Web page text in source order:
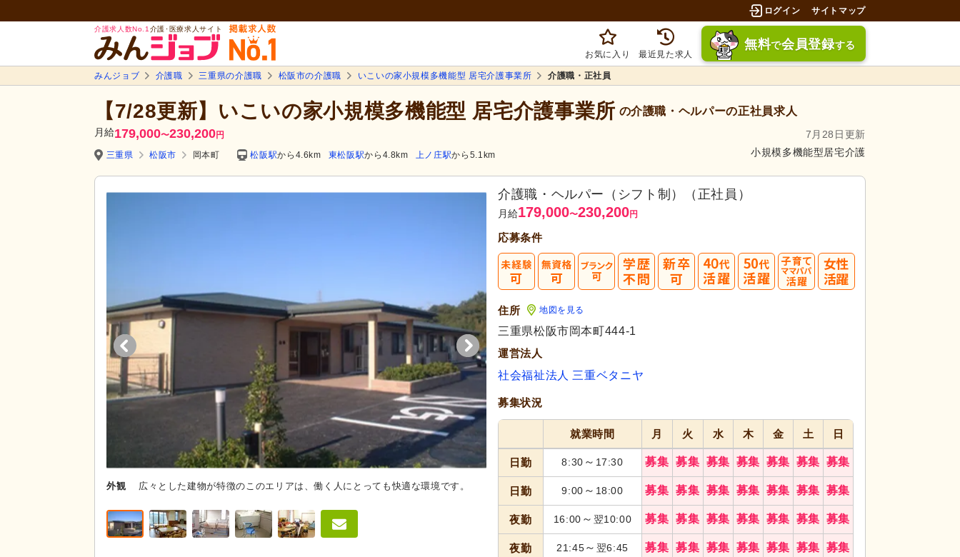
ログイン サイトマップ
介護求人数No.1 介護･医療求人サイト
お気に入り 最近見た求人
無料で会員登録する
みんジョブ 介護職 三重県の介護職 松阪市の介護職 いこいの家小規模多機能型 居宅介護事業所 介護職・正社員
【7/28更新】いこいの家小規模多機能型 居宅介護事業所 の介護職・ヘルパーの正社員求人
月給179,000〜230,200円
7月28日更新
小規模多機能型居宅介護
三重県 松阪市 岡本町 松阪駅から4.6km 東松阪駅から4.8km 上ノ庄駅から5.1km
外観 広々とした建物が特徴のこのエリアは、働く人にとっても快適な環境です。
広々とした居室は、自然光が差し込み、快適に過ごせます。テーブルと椅子が
配置された落ち着く空間です。
介護職・ヘルパー（シフト制）（正社員）
月給179,000〜230,200円
応募条件
住所 地図を見る
三重県松阪市岡本町444-1
運営法人
社会福祉法人 三重ベタニヤ
募集状況
就業時間 月 火 水 木 金 土 日
日勤 8:30 ～ 17:30 募集 募集 募集 募集 募集 募集 募集
日勤 9:00 ～ 18:00 募集 募集 募集 募集 募集 募集 募集
夜勤 16:00 ～ 翌10:00 募集 募集 募集 募集 募集 募集 募集
夜勤 21:45～ 翌6:45 募集 募集 募集 募集 募集 募集 募集